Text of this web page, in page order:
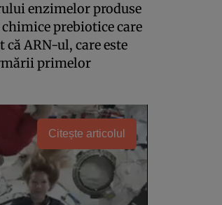
enzimelor produse
prebiotice care
ARN-ul, care este
primelor
Citește articolul